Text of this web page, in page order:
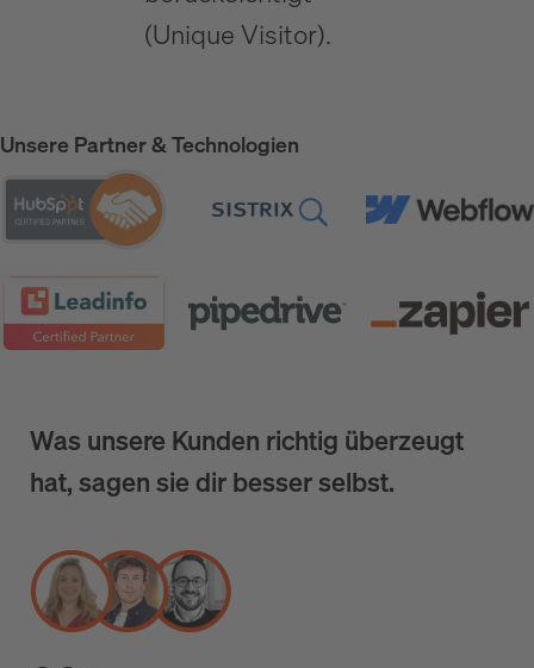
(Unique Visitor).
Unsere Partner & Technologien
Was unsere Kunden richtig überzeugt
hat, sagen sie dir besser selbst.